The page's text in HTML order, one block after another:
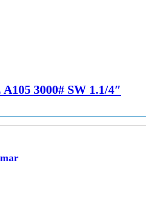
3000# SW 1.1/4″